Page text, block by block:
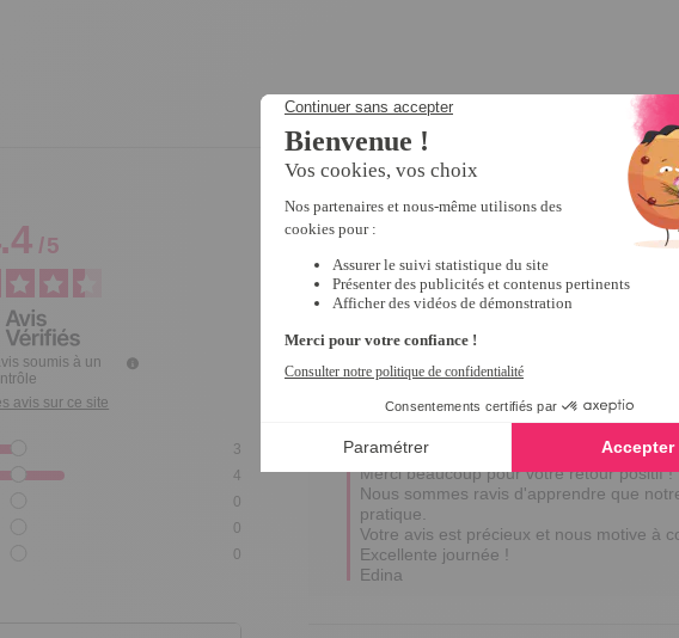
/5
soumis à un
avis sur ce site
3
4
0
0
0
Avis vérifié
Rigolo très pratique
Utile(0)Signaler
tempsl.fr
Bonjour Annie,
Merci beaucoup pour votre retour positif !
Nous sommes ravis d'apprendre que
pratique.
Votre avis est précieux et nous motive à
Excellente journée !
Edina